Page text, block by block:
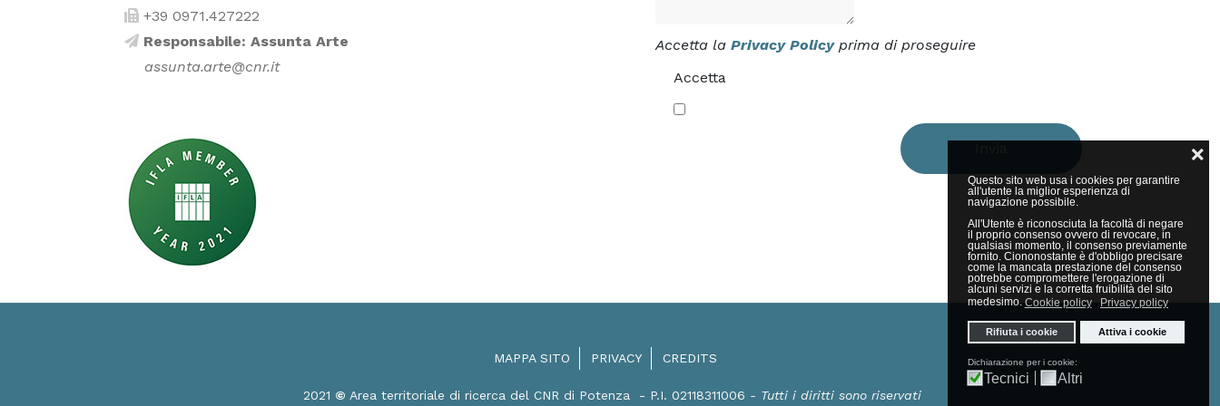
Questo sito web usa i cookies per garantire
all'utente la miglior esperienza di
navigazione possibile.
All'Utente è riconosciuta la facoltà di negare
il proprio consenso ovvero di revocare, in
qualsiasi momento, il consenso previamente
fornito. Ciononostante è d'obbligo precisare
come la mancata prestazione del consenso
potrebbe compromettere l'erogazione di
alcuni servizi e la corretta fruibilità del sito
medesimo. Cookie policy Privacy policy
Rifiuta i cookie Attiva i cookie
❌
Dichiarazione per i cookie:
Tecnici Altri
Accetta la Privacy Policyprima di proseguire
Accetta
+39 0971.427222
Responsabile: Assunta Arte
assunta.arte@cnr.it
MAPPA SITO PRIVACY CREDITS
2021 © Area territoriale di ricerca del CNR di Potenza - P.I. 02118311006 - Tutti i diritti sono riservati